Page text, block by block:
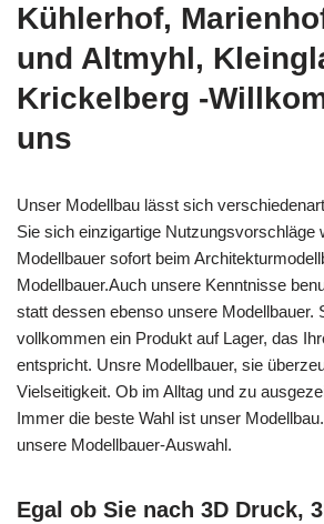
Kühlerhof,
und Altmyhl,
Krickelberg -
uns
Unser Modellbau lässt sich
Sie sich einzigartige Nutzungsvorschläge
Modellbauer sofort beim
Modellbauer.Auch unsere Kenntnisse
statt dessen ebenso unsere Modellbauer.
vollkommen ein Produkt auf Lager, das
entspricht. Unsre Modellbauer, sie
Vielseitigkeit. Ob im Alltag und zu
Immer die beste Wahl ist unser
unsere Modellbauer-Auswahl.
Egal ob Sie nach 3D Druck,